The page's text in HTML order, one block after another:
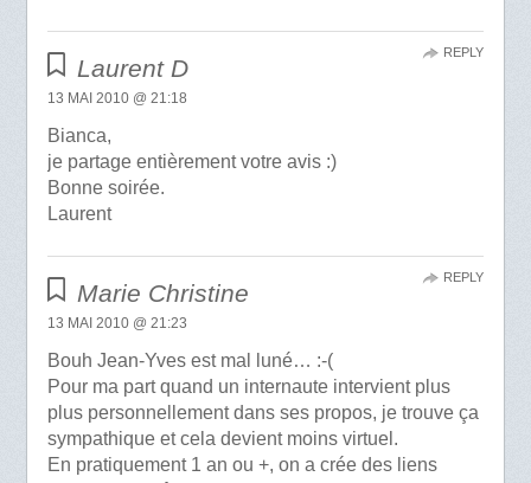
Laurent D
13 MAI 2010 @ 21:18
Bianca,
je partage entièrement votre avis :)
Bonne soirée.
Laurent
REPLY
Marie Christine
13 MAI 2010 @ 21:23
Bouh Jean-Yves est mal luné… :-(
Pour ma part quand un internaute intervient plus
plus personnellement dans ses propos, je trouve ça
sympathique et cela devient moins virtuel.
En pratiquement 1 an ou +, on a crée des liens
REPLY